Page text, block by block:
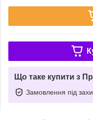
Що таке купити з
Замовлення під